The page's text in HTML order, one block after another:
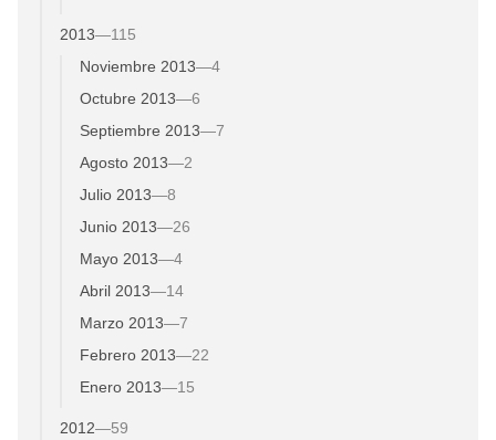
2013—115
Noviembre 2013—4
Octubre 2013—6
Septiembre 2013—7
Agosto 2013—2
Julio 2013—8
Junio 2013—26
Mayo 2013—4
Abril 2013—14
Marzo 2013—7
Febrero 2013—22
Enero 2013—15
2012—59